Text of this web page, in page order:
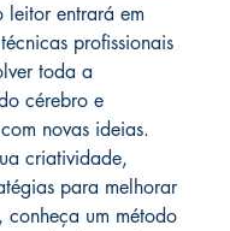
leitor entrará em
profissionais
toda a
cérebro e
novas ideias.
criatividade,
para melhorar
conheça um método